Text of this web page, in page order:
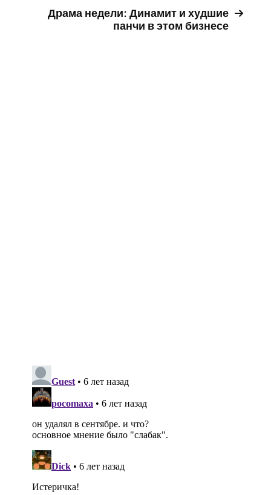
Драма недели: Динамит и худшие
панчи в этом бизнесе